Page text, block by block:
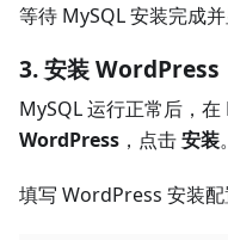
等待 MySQL 安装完成
3. 安装 WordPress
MySQL 运行正常后，
WordPress ，点击安装。
填写 WordPress 安装配